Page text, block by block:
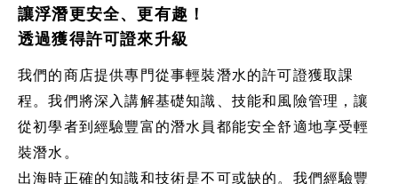
讓浮潛更安全、更有趣！
透過獲得許可證來升級
我們的商店提供專門從事輕裝潛水的許可證獲取課
程。我們將深入講解基礎知識、技能和風險管理，讓
從初學者到經驗豐富的潛水員都能安全舒適地享受輕
裝潛水。
出海時正確的知識和技術是不可或缺的。我們經驗豐